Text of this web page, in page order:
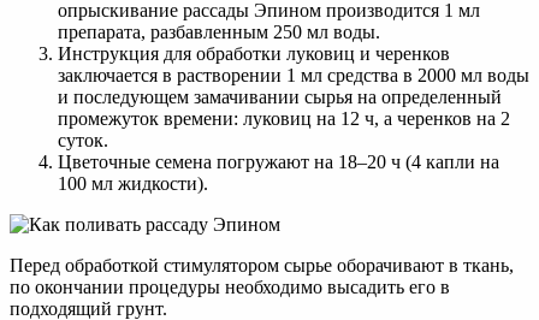
опрыскивание рассады Эпином производится 1 мл
препарата, разбавленным 250 мл воды.
Инструкция для обработки луковиц и черенков
заключается в растворении 1 мл средства в 2000 мл воды
и последующем замачивании сырья на определенный
промежуток времени: луковиц на 12 ч, а черенков на 2
суток.
Цветочные семена погружают на 18–20 ч (4 капли на
100 мл жидкости).
Перед обработкой стимулятором сырье оборачивают в ткань,
по окончании процедуры необходимо высадить его в
подходящий грунт.